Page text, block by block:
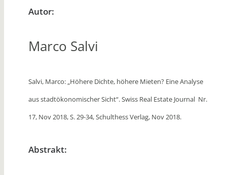
Autor:
Marco Salvi
Salvi, Marco: „Höhere Dichte, höhere Mieten? Eine Analyse
aus stadtökonomischer Sicht“. Swiss Real Estate Journal Nr.
17, Nov 2018, S. 29-34, Schulthess Verlag, Nov 2018.
Abstrakt: